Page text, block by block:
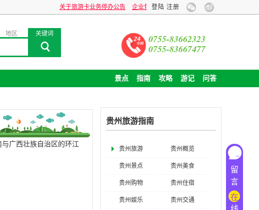
登陆 注册
关于旅游卡业务停办公告 企业包团旅游，全球旅行贴心定制！
地区 关键词
0755-83662323
0755-83667477
问答
游记
攻略
指南
景点
广西壮族自治区的环江
贵州旅游指南
贵州旅游 贵州概览
贵州景点 贵州美食
贵州购物 贵州住宿
贵州娱乐 贵州交通
留
言
在